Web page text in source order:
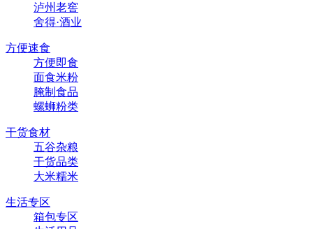
泸州老窖
舍得·酒业
方便速食
方便即食
面食米粉
腌制食品
螺蛳粉类
干货食材
五谷杂粮
干货品类
大米糯米
生活专区
箱包专区